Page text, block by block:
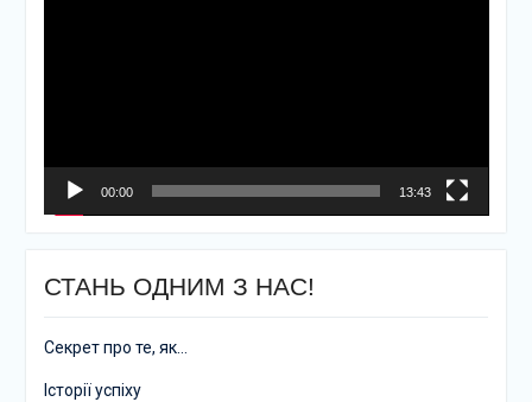
00:00 13:43
СТАНЬ ОДНИМ З НАС!
Секрет про те, як…
Історії успіху